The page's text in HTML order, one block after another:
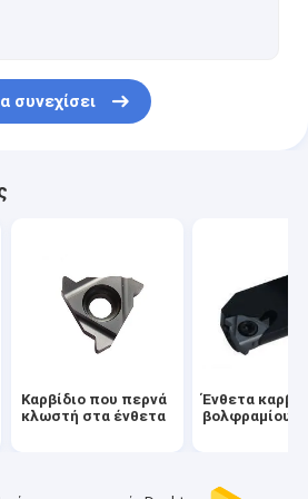
τόρνου
συνεχίσει
Καρβίδιο που περνά
κλωστή στα ένθετα
Ένθετα
βολφραμίου